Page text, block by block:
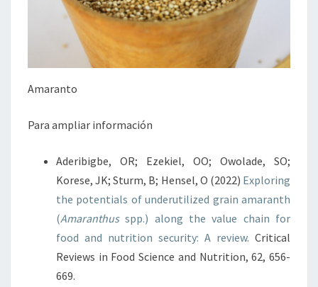
Amaranto
Para ampliar información
Aderibigbe, OR; Ezekiel, OO; Owolade, SO;
Korese, JK; Sturm, B; Hensel, O (2022) Exploring
the potentials of underutilized grain amaranth
(Amaranthusspp.) along the value chain for
food and nutrition security: A review. Critical
Reviews in Food Science and Nutrition, 62, 656-
669.